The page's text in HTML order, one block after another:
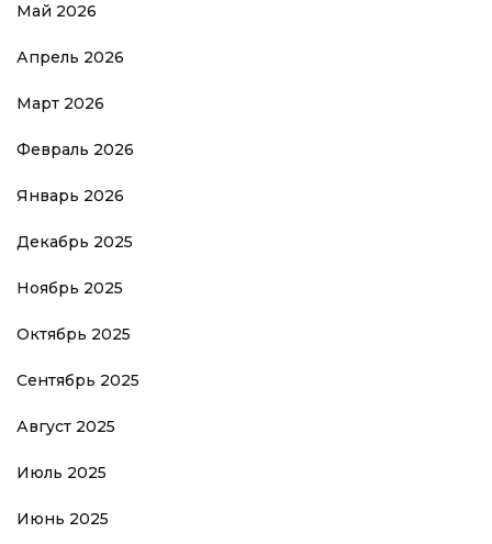
Май 2026
Апрель 2026
Март 2026
Февраль 2026
Январь 2026
Декабрь 2025
Ноябрь 2025
Октябрь 2025
Сентябрь 2025
Август 2025
Июль 2025
Июнь 2025